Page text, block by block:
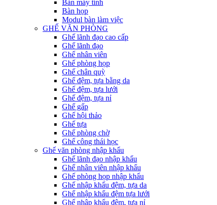
Bàn máy tính
Bàn họp
Modul bàn làm việc
GHẾ VĂN PHÒNG
Ghế lãnh đạo cao cấp
Ghế lãnh đạo
Ghế nhân viên
Ghế phòng họp
Ghế chân quỳ
Ghế đệm, tựa bằng da
Ghế đệm, tựa lưới
Ghế đệm, tựa nỉ
Ghế gấp
Ghế hội thảo
Ghế tựa
Ghế phòng chờ
Ghế công thái học
Ghế văn phòng nhập khẩu
Ghế lãnh đạo nhập khẩu
Ghế nhân viên nhập khẩu
Ghế phòng họp nhập khẩu
Ghế nhập khẩu đệm, tựa da
Ghế nhập khẩu đệm tựa lưới
Ghế nhập khẩu đệm, tựa nỉ